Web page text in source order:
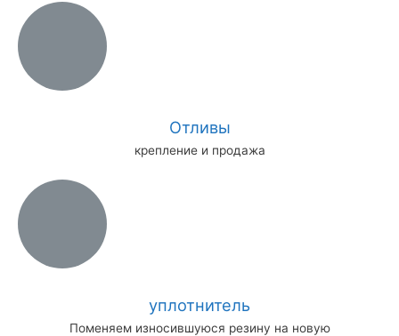
Отливы
крепление и продажа
уплотнитель
Поменяем износившуюся резину на новую